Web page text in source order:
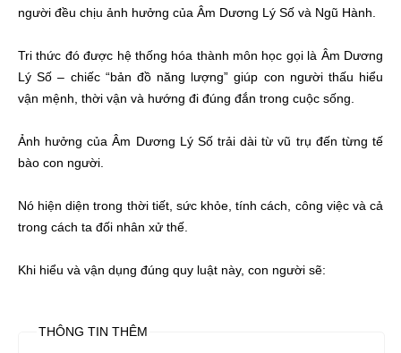
người đều chịu ảnh hưởng của Âm Dương Lý Số và Ngũ Hành.
Tri thức đó được hệ thống hóa thành môn học gọi là Âm Dương
Lý Số – chiếc “bản đồ năng lượng” giúp con người thấu hiểu
vận mệnh, thời vận và hướng đi đúng đắn trong cuộc sống.
Ảnh hưởng của Âm Dương Lý Số trải dài từ vũ trụ đến từng tế
bào con người.
Nó hiện diện trong thời tiết, sức khỏe, tính cách, công việc và cả
trong cách ta đối nhân xử thế.
Khi hiểu và vận dụng đúng quy luật này, con người sẽ:
THÔNG TIN THÊM